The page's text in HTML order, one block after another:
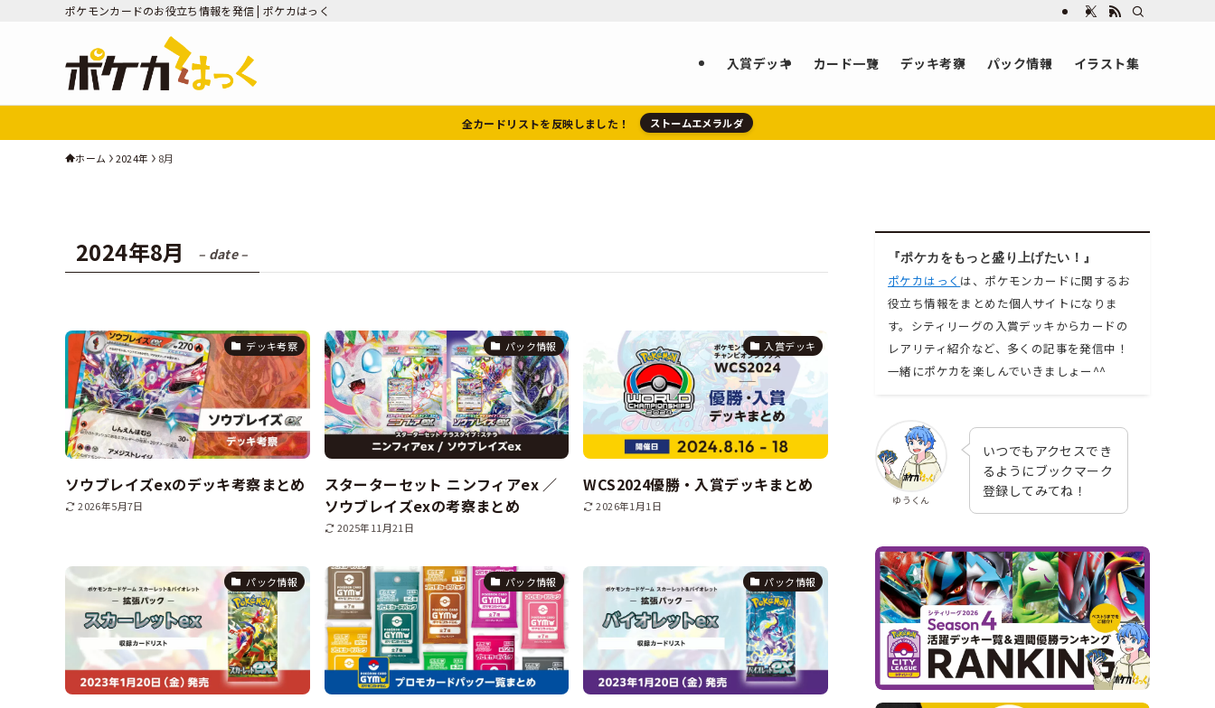
ポケモンカードのお役立ち情報を発信 | ポケカはっく
入賞デッキ カード一覧 デッキ考察 パック情報 イラスト集
全カードリストを反映しました！ ストームエメラルダ
ホーム 2024年 8月
2024年8月 – date –
デッキ考察
ソウブレイズexのデッキ考察まとめ
2026年5月7日
パック情報
スターターセット ニンフィアex ／
ソウブレイズexの考察まとめ
2025年11月21日
入賞デッキ
WCS2024優勝・入賞デッキまとめ
2026年1月1日
パック情報 パック情報 パック情報
『ポケカをもっと盛り上げたい！』
ポケカはっく は、ポケモンカードに関するお
役立ち情報をまとめた個人サイトになりま
す。シティリーグの入賞デッキからカードの
レアリティ紹介など、多くの記事を発信中！
一緒にポケカを楽しんでいきましょー^^
ゆうくん
いつでもアクセスでき
るようにブックマーク
登録してみてね！